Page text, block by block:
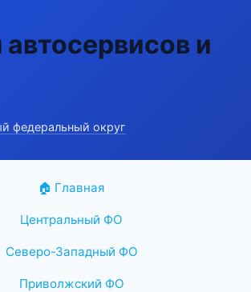
и
федеральный округ
🏠 Главная
Центральный ФО
Северо-Западный ФО
Приволжский ФО